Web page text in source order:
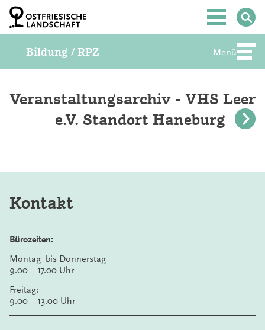
a
e
Hauptmenü
Bildung / RPZ Menü
Veranstaltungsarchiv - VHS Leer
e.V. Standort Haneburg
Kontakt
Bürozeiten:
Montag bis Donnerstag
9.00 – 17.00 Uhr
Freitag:
9.00 – 13.00 Uhr